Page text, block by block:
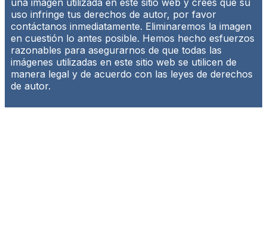
una imagen utilizada en este sitio web y crees que su
uso infringe tus derechos de autor, por favor
contáctanos inmediatamente. Eliminaremos la imagen
en cuestión lo antes posible. Hemos hecho esfuerzos
razonables para asegurarnos de que todas las
imágenes utilizadas en este sitio web se utilicen de
manera legal y de acuerdo con las leyes de derechos
de autor.